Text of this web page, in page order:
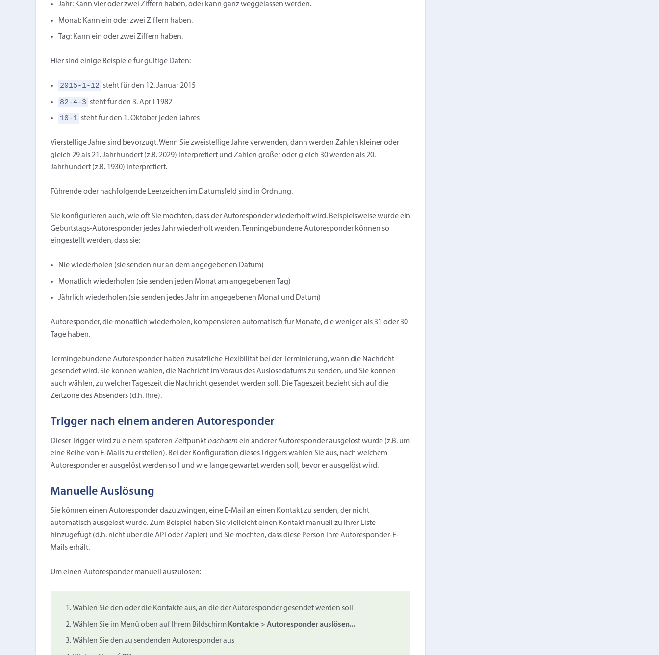
Jahr: Kann vier oder zwei Ziffern haben, oder kann ganz weggelassen werden.
Monat: Kann ein oder zwei Ziffern haben.
Tag: Kann ein oder zwei Ziffern haben.
Hier sind einige Beispiele für gültige Daten:
2015-1-12 steht für den 12. Januar 2015
82-4-3 steht für den 3. April 1982
10-1 steht für den 1. Oktober jeden Jahres
Vierstellige Jahre sind bevorzugt. Wenn Sie zweistellige Jahre verwenden, dann werden Zahlen kleiner oder
gleich 29 als 21. Jahrhundert (z.B. 2029) interpretiert und Zahlen größer oder gleich 30 werden als 20.
Jahrhundert (z.B. 1930) interpretiert.
Führende oder nachfolgende Leerzeichen im Datumsfeld sind in Ordnung.
Sie konfigurieren auch, wie oft Sie möchten, dass der Autoresponder wiederholt wird. Beispielsweise würde ein
Geburtstags-Autoresponder jedes Jahr wiederholt werden. Termingebundene Autoresponder können so
eingestellt werden, dass sie:
Nie wiederholen (sie senden nur an dem angegebenen Datum)
Monatlich wiederholen (sie senden jeden Monat am angegebenen Tag)
Jährlich wiederholen (sie senden jedes Jahr im angegebenen Monat und Datum)
Autoresponder, die monatlich wiederholen, kompensieren automatisch für Monate, die weniger als 31 oder 30
Tage haben.
Termingebundene Autoresponder haben zusätzliche Flexibilität bei der Terminierung, wann die Nachricht
gesendet wird. Sie können wählen, die Nachricht im Voraus des Auslösedatums zu senden, und Sie können
auch wählen, zu welcher Tageszeit die Nachricht gesendet werden soll. Die Tageszeit bezieht sich auf die
Zeitzone des Absenders (d.h. Ihre).
Trigger nach einem anderen Autoresponder
Dieser Trigger wird zu einem späteren Zeitpunktnachdem ein anderer Autoresponder ausgelöst wurde (z.B. um
eine Reihe von E-Mails zu erstellen). Bei der Konfiguration dieses Triggers wählen Sie aus, nach welchem
Autoresponder er ausgelöst werden soll und wie lange gewartet werden soll, bevor er ausgelöst wird.
Manuelle Auslösung
Sie können einen Autoresponder dazu zwingen, eine E-Mail an einen Kontakt zu senden, der nicht
automatisch ausgelöst wurde. Zum Beispiel haben Sie vielleicht einen Kontakt manuell zu Ihrer Liste
hinzugefügt (d.h. nicht über die API oder Zapier) und Sie möchten, dass diese Person Ihre Autoresponder-E-
Mails erhält.
Um einen Autoresponder manuell auszulösen:
Wählen Sie den oder die Kontakte aus, an die der Autoresponder gesendet werden soll
Wählen Sie im Menü oben auf Ihrem Bildschirm Kontakte > Autoresponder auslösen...
Wählen Sie den zu sendenden Autoresponder aus